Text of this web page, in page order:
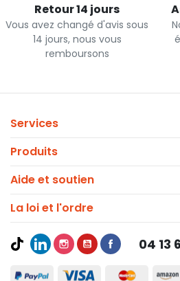
Retour 14 jours
Vous avez changé d'avis sous
14 jours, nous vous
remboursons
Services
Produits
Aide et soutien
La loi et l'ordre
04 13